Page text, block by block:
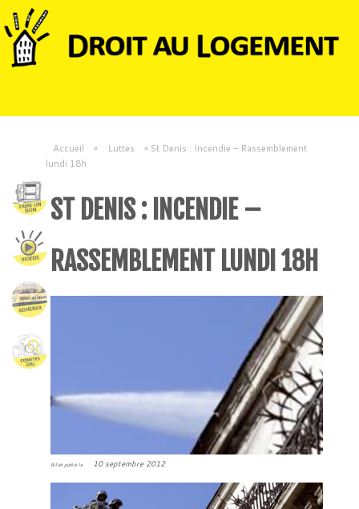
Accueil » Luttes » St Denis : Incendie – Rassemblement
lundi 18h
ST DENIS : INCENDIE –
RASSEMBLEMENT LUNDI 18H
Billet publié le 10 septembre 2012